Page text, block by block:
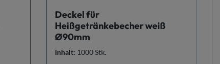
Deckel für
Heißgetränkebecher weiß
Ø90mm
Inhalt: 1000 Stk.